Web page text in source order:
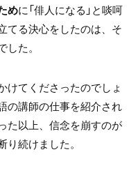
めに「俳人になる」と啖呵
てる決心をしたのは、そ
た。
けてくださったのでしょ
の講師の仕事を紹介され
た以上、信念を崩すのが
続けました。